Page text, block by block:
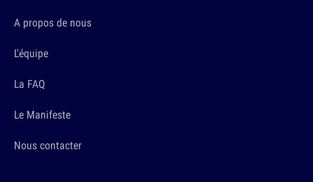
A propos de nous
L'équipe
La FAQ
Le Manifeste
Nous contacter